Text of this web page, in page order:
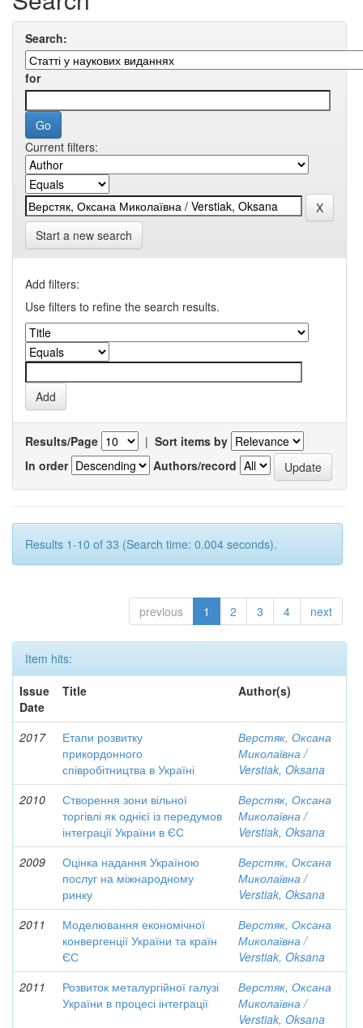
Search:
for
Current filters:
Start a new search
Add filters:
Use filters to refine the search results.
Results/Page | Sort items by
In order
Authors/record
Results 1-10 of 33 (Search time: 0.004 seconds).
previous 1 2 3 4 next
Item hits:
Issue
Date
Title Author(s)
2017
Етапи розвитку
прикордонного
співробітництва в Україні
Верстяк, Оксана
Миколаївна /
Verstiak, Oksana
2010
Створення зони вільної
торгівлі як однієї із передумов
інтеграції України в ЄС
Верстяк, Оксана
Миколаївна /
Verstiak, Oksana
2009
Оцінка надання Україною
послуг на міжнародному
ринку
Верстяк, Оксана
Миколаївна /
Verstiak, Oksana
2011
Моделювання економічної
конвергенції України та країн
ЄС
Верстяк, Оксана
Миколаївна /
Verstiak, Oksana
2011
Розвиток металургійної галузі
України в процесі інтеграції
Верстяк, Оксана
Миколаївна /
Verstiak, Oksana